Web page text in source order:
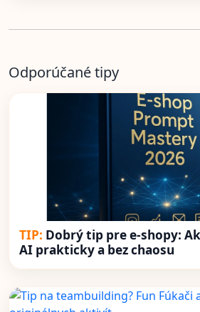
Odporúčané tipy
Dobrý tip pre e-shopy:
AI prakticky a bez chaosu